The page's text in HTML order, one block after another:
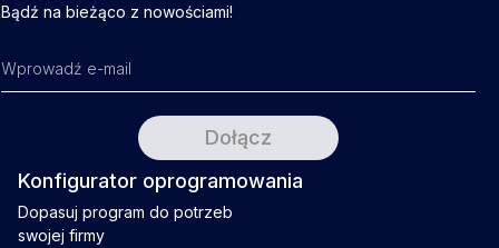
Bądź na bieżąco z nowościami!
Konfigurator oprogramowania
Dopasuj program do potrzeb
swojej firmy